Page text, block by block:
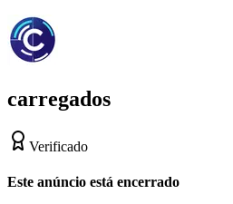
carregados
Verificado
Este anúncio está encerrado